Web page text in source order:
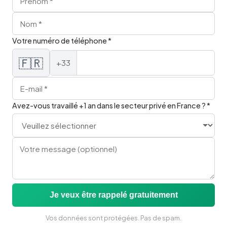
Conjuguer To Be
I am, you are, he is...
Lire l'article
Vocabulaire
Votre numéro de téléphone *
🇫🇷 +33
Avez-vous travaillé +1 an dans le secteur privé en France ? *
Je veux être rappelé gratuitement
Vos données sont protégées. Pas de spam.